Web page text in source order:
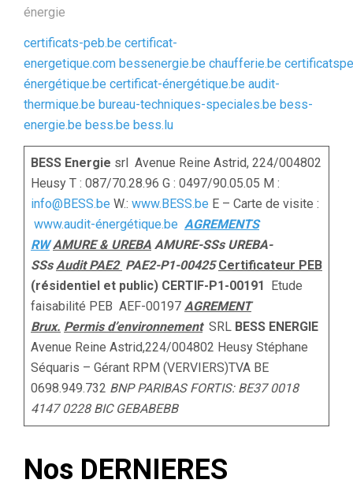
énergie
certificats-peb.be certificat-
energetique.com bessenergie.be chaufferie.be
énergétique.be certificat-énergétique.be audit-
thermique.be bureau-techniques-speciales.be bess-
energie.be bess.be bess.lu
BESS Energie srl Avenue Reine Astrid, 224/004802
Heusy T : 087/70.28.96 G : 0497/90.05.05 M :
info@BESS.be W.: www.BESS.be E – Carte de visite :
www.audit-énergétique.be AGREMENTS
RW AMURE & UREBA AMURE-SSs UREBA-
SSsAudit PAE2 PAE2-P1-00425Certificateur PEB
(résidentiel et public) CERTIF-P1-00191 Etude
faisabilité PEB AEF-00197 AGREMENT
Brux. Permis d’environnement SRL BESS ENERGIE
Avenue Reine Astrid,224/004802 Heusy Stéphane
Séquaris – Gérant RPM (VERVIERS)TVA BE
0698.949.732 BNP PARIBAS FORTIS: BE37 0018
4147 0228 BIC GEBABEBB
Nos DERNIERES